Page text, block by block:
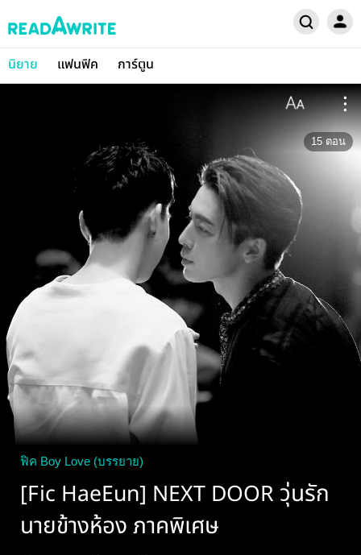
นิยาย แฟนฟิค การ์ตูน
15 ตอน
ฟิค Boy Love (บรรยาย)
[Fic HaeEun] NEXT DOOR วุ่นรัก
นายข้างห้อง ภาคพิเศษ